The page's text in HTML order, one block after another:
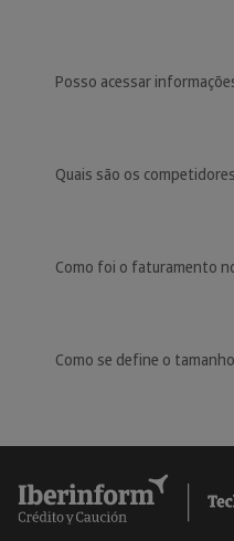
Posso acessar
Quais são os
Como foi o faturamento
Como se define o